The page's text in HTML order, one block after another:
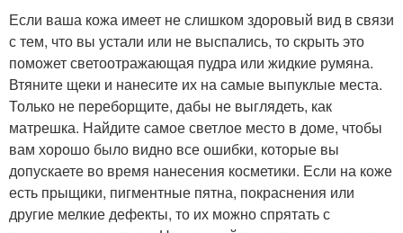
Если ваша кожа имеет не слишком здоровый вид в связи
с тем, что вы устали или не выспались, то скрыть это
поможет светоотражающая пудра или жидкие румяна.
Втяните щеки и нанесите их на самые выпуклые места.
Только не переборщите, дабы не выглядеть, как
матрешка. Найдите самое светлое место в доме, чтобы
вам хорошо было видно все ошибки, которые вы
допускаете во время нанесения косметики. Если на коже
есть прыщики, пигментные пятна, покраснения или
другие мелкие дефекты, то их можно спрятать с